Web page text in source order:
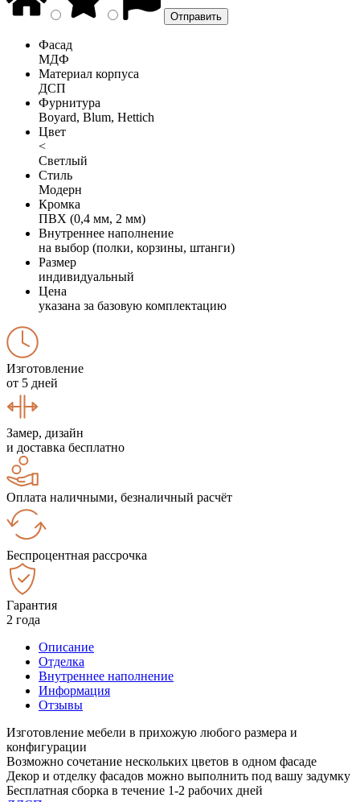
Фасад
МДФ
Материал корпуса
ДСП
Фурнитура
Boyard, Blum, Hettich
Цвет
<
Светлый
Стиль
Модерн
Кромка
ПВХ (0,4 мм, 2 мм)
Внутреннее наполнение
на выбор (полки, корзины, штанги)
Размер
индивидуальный
Цена
указана за базовую комплектацию
Изготовление
от 5 дней
Замер, дизайн
и доставка бесплатно
Оплата наличными, безналичный расчёт
Беспроцентная рассрочка
Гарантия
2 года
Описание
Отделка
Внутреннее наполнение
Информация
Отзывы
Изготовление мебели в прихожую любого размера и
конфигурации
Возможно сочетание нескольких цветов в одном фасаде
Декор и отделку фасадов можно выполнить под вашу задумку
Бесплатная сборка в течение 1-2 рабочих дней